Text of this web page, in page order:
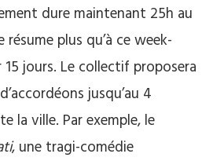
dure maintenant 25h au
plus qu’à ce week-
15 jours. Le collectif proposera
jusqu’au 4
la ville. Par exemple, le
, une tragi-comédie